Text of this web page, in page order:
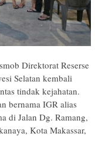
Direktorat Reserse
Selatan kembali
tindak kejahatan.
bernama IGR alias
di Jalan Dg. Ramang,
Kota Makassar,